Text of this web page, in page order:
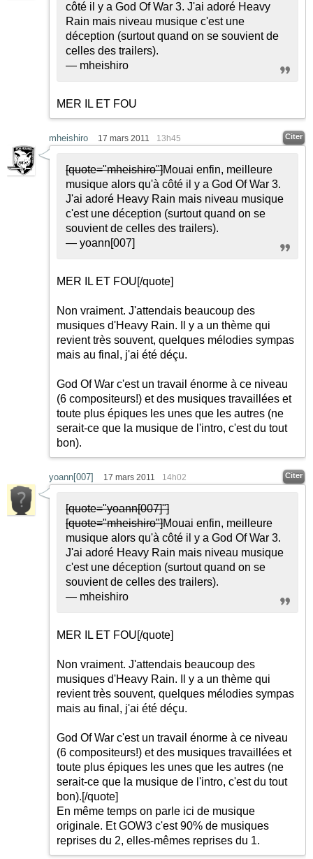
côté il y a God Of War 3. J'ai adoré Heavy
Rain mais niveau musique c'est une
déception (surtout quand on se souvient de
celles des trailers).
— mheishiro
MER IL ET FOU
mheishiro 17 mars 2011 13h45 Citer
[quote="mheishiro"]Mouai enfin, meilleure
musique alors qu'à côté il y a God Of War 3.
J'ai adoré Heavy Rain mais niveau musique
c'est une déception (surtout quand on se
souvient de celles des trailers).
— yoann[007]
MER IL ET FOU[/quote]
Non vraiment. J'attendais beaucoup des
musiques d'Heavy Rain. Il y a un thème qui
revient très souvent, quelques mélodies sympas
mais au final, j'ai été déçu.
God Of War c'est un travail énorme à ce niveau
(6 compositeurs!) et des musiques travaillées et
toute plus épiques les unes que les autres (ne
serait-ce que la musique de l'intro, c'est du tout
bon).
yoann[007] 17 mars 2011 14h02 Citer
[quote="yoann[007]"]
[quote="mheishiro"]Mouai enfin, meilleure
musique alors qu'à côté il y a God Of War 3.
J'ai adoré Heavy Rain mais niveau musique
c'est une déception (surtout quand on se
souvient de celles des trailers).
— mheishiro
MER IL ET FOU[/quote]
Non vraiment. J'attendais beaucoup des
musiques d'Heavy Rain. Il y a un thème qui
revient très souvent, quelques mélodies sympas
mais au final, j'ai été déçu.
God Of War c'est un travail énorme à ce niveau
(6 compositeurs!) et des musiques travaillées et
toute plus épiques les unes que les autres (ne
serait-ce que la musique de l'intro, c'est du tout
bon).[/quote]
En même temps on parle ici de musique
originale. Et GOW3 c'est 90% de musiques
reprises du 2, elles-mêmes reprises du 1.